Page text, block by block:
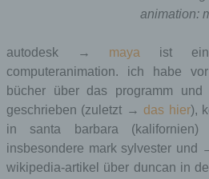
animation:
autodesk → maya ist
computeranimation. ich habe
bücher über das programm und
geschrieben (zuletzt →das hier),
in santa barbara (kalifornien)
insbesondere mark sylvester und
wikipedia-artikel über duncan in